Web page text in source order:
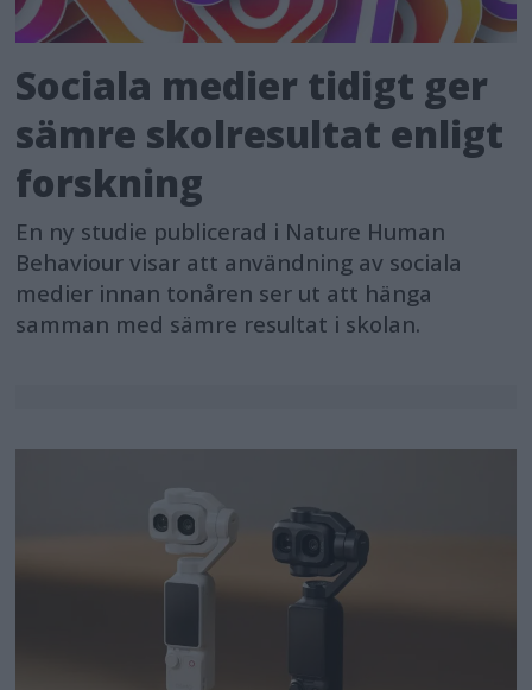
Sociala medier tidigt ger
sämre skolresultat enligt
forskning
En ny studie publicerad i Nature Human
Behaviour visar att användning av sociala
medier innan tonåren ser ut att hänga
samman med sämre resultat i skolan.